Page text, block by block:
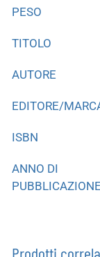
PESO
TITOLO
AUTORE
EDITORE/
ISBN
ANNO DI
PUBBLICAZIONE
Prodotti